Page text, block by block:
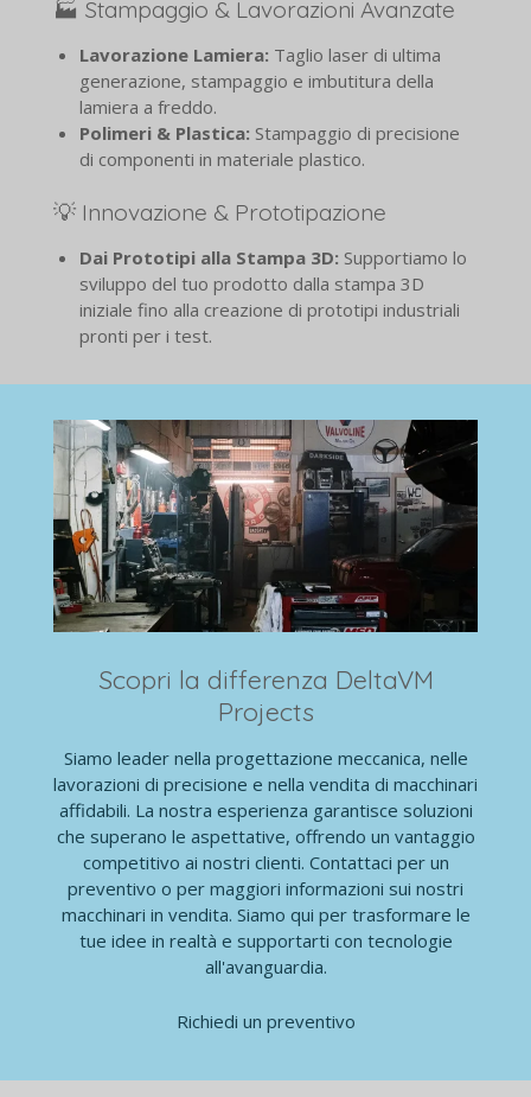
🏭 Stampaggio & Lavorazioni Avanzate
Lavorazione Lamiera: Taglio laser di ultima
generazione, stampaggio e imbutitura della
lamiera a freddo.
Polimeri & Plastica: Stampaggio di precisione
di componenti in materiale plastico.
💡 Innovazione & Prototipazione
Dai Prototipi alla Stampa 3D: Supportiamo lo
sviluppo del tuo prodotto dalla stampa 3D
iniziale fino alla creazione di prototipi industriali
pronti per i test.
Scopri la differenza DeltaVM
Projects
Siamo leader nella progettazione meccanica, nelle
lavorazioni di precisione e nella vendita di macchinari
affidabili. La nostra esperienza garantisce soluzioni
che superano le aspettative, offrendo un vantaggio
competitivo ai nostri clienti. Contattaci per un
preventivo o per maggiori informazioni sui nostri
macchinari in vendita. Siamo qui per trasformare le
tue idee in realtà e supportarti con tecnologie
all'avanguardia.
Richiedi un preventivo